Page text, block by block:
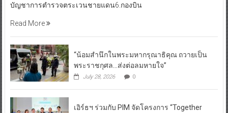
บัญชาการตำรวจตระเวนชายแดน6.กองบิน
Read More
“น้อมสำนึกในพระมหากรุณาธิคุณ ถวายเป็น
พระราชกุศล…ส่งต่อลมหายใจ”
July 28, 2026 0
เอิร์ธฯ ร่วมกับ PIM จัดโครงการ “Together